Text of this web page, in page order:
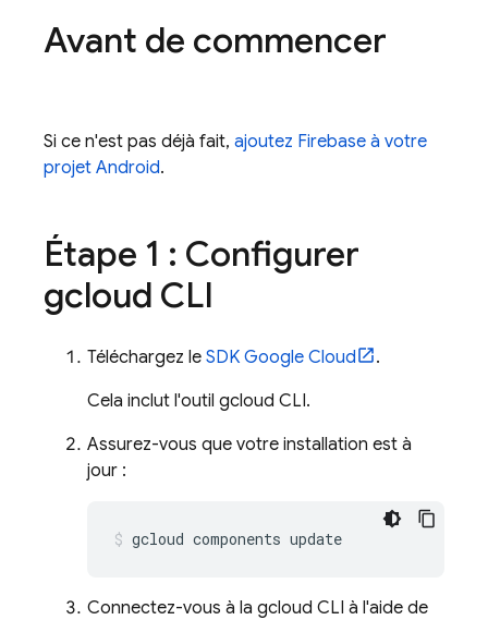
Avant de commencer
Si ce n'est pas déjà fait, ajoutez Firebase à votre
projet Android.
Étape 1 : Configurer
gcloud CLI
Téléchargez le SDK Google Cloud
.
Cela inclut l'outil gcloud CLI.
Assurez-vous que votre installation est à
jour :
Connectez-vous à la gcloud CLI à l'aide de